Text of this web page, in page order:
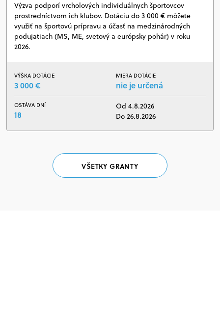
Výzva podporí vrcholových individuálnych športovcov
prostredníctvom ich klubov. Dotáciu do 3 000 € môžete
využiť na športovú prípravu a účasť na medzinárodných
podujatiach (MS, ME, svetový a európsky pohár) v roku
2026.
VÝŠKA DOTÁCIE
3 000 €
MIERA DOTÁCIE
nie je určená
OSTÁVA DNÍ
18
Od 4.8.2026
Do 26.8.2026
VŠETKY GRANTY